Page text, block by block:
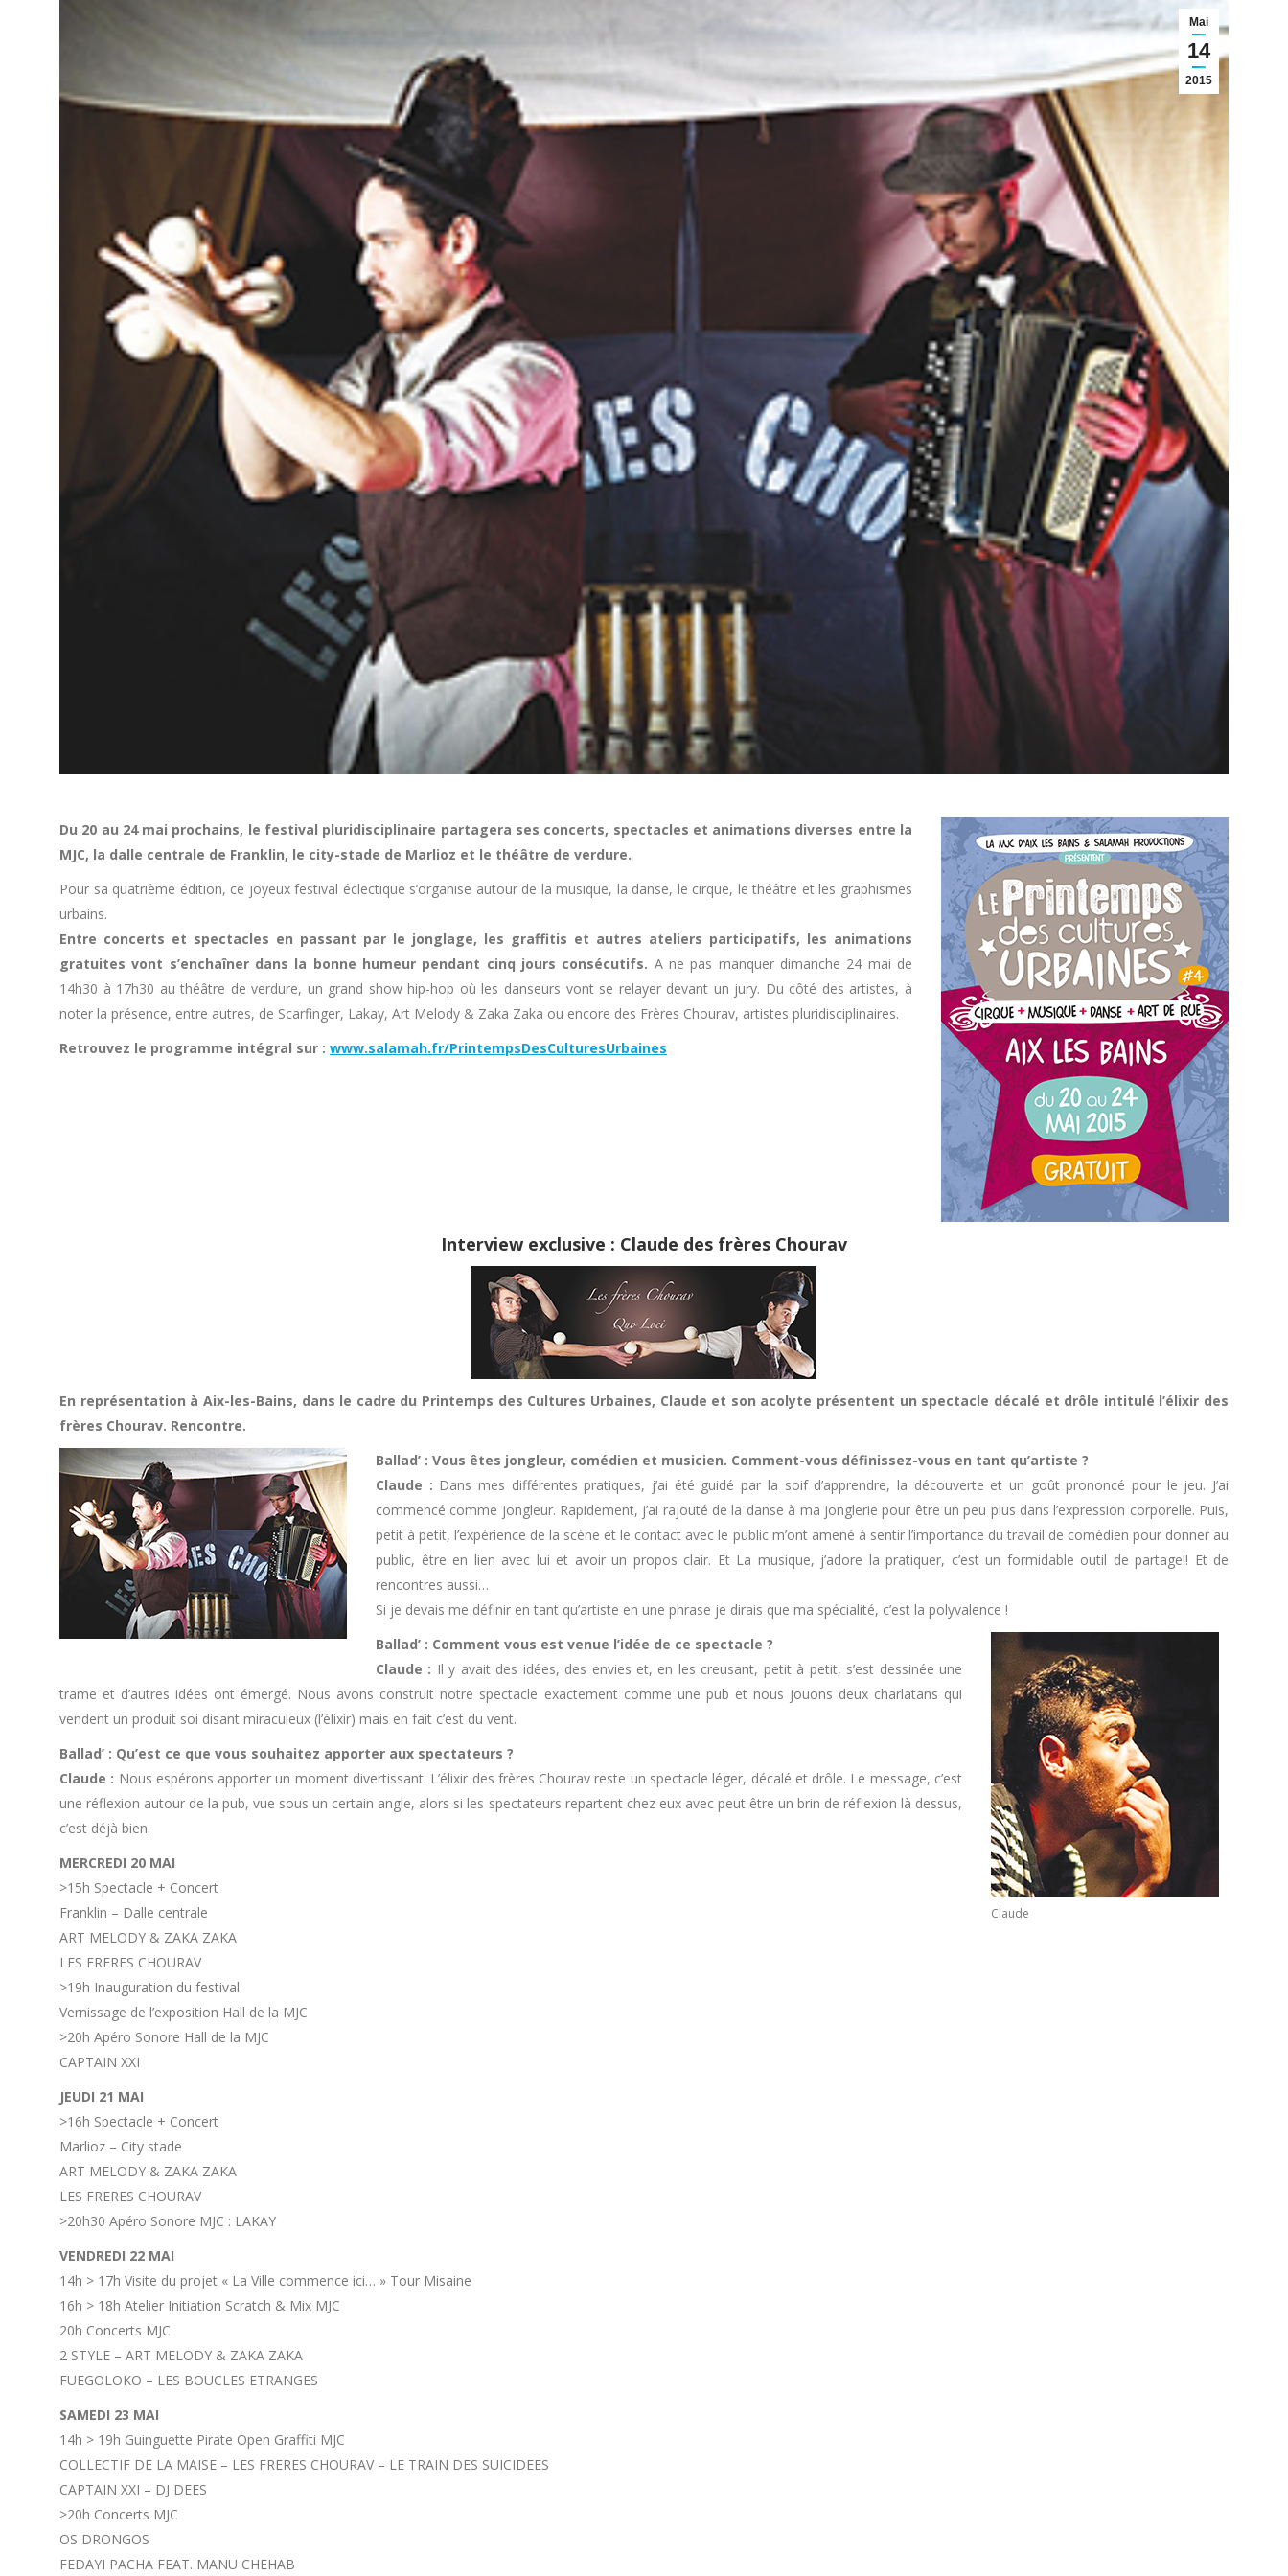
Mai
14
2015
Du 20 au 24 mai prochains, le festival pluridisciplinaire partagera ses concerts, spectacles et animations diverses entre la
MJC, la dalle centrale de Franklin, le city-stade de Marlioz et le théâtre de verdure.
Pour sa quatrième édition, ce joyeux festival éclectique s’organise autour de la musique, la danse, le cirque, le théâtre et les graphismes
urbains.
Entre concerts et spectacles en passant par le jonglage, les graffitis et autres ateliers participatifs, les animations
gratuites vont s’enchaîner dans la bonne humeur pendant cinq jours consécutifs. A ne pas manquer dimanche 24 mai de
14h30 à 17h30 au théâtre de verdure, un grand show hip-hop où les danseurs vont se relayer devant un jury. Du côté des artistes, à
noter la présence, entre autres, de Scarfinger, Lakay, Art Melody & Zaka Zaka ou encore des Frères Chourav, artistes pluridisciplinaires.
Retrouvez le programme intégral sur : www.salamah.fr/PrintempsDesCulturesUrbaines
Interview exclusive : Claude des frères Chourav
En représentation à Aix-les-Bains, dans le cadre du Printemps des Cultures Urbaines, Claude et son acolyte présentent un spectacle décalé et drôle intitulé l’élixir des
frères Chourav. Rencontre.
Ballad’ : Vous êtes jongleur, comédien et musicien. Comment-vous définissez-vous en tant qu’artiste ?
Claude : Dans mes différentes pratiques, j’ai été guidé par la soif d’apprendre, la découverte et un goût prononcé pour le jeu. J’ai
commencé comme jongleur. Rapidement, j’ai rajouté de la danse à ma jonglerie pour être un peu plus dans l’expression corporelle. Puis,
petit à petit, l’expérience de la scène et le contact avec le public m’ont amené à sentir l’importance du travail de comédien pour donner au
public, être en lien avec lui et avoir un propos clair. Et La musique, j’adore la pratiquer, c’est un formidable outil de partage!! Et de
rencontres aussi…
Si je devais me définir en tant qu’artiste en une phrase je dirais que ma spécialité, c’est la polyvalence !
Claude
Ballad’ : Comment vous est venue l’idée de ce spectacle ?
Claude : Il y avait des idées, des envies et, en les creusant, petit à petit, s’est dessinée une
trame et d’autres idées ont émergé. Nous avons construit notre spectacle exactement comme une pub et nous jouons deux charlatans qui
vendent un produit soi disant miraculeux (l’élixir) mais en fait c’est du vent.
Ballad’ : Qu’est ce que vous souhaitez apporter aux spectateurs ?
Claude : Nous espérons apporter un moment divertissant. L’élixir des frères Chourav reste un spectacle léger, décalé et drôle. Le message, c’est
une réflexion autour de la pub, vue sous un certain angle, alors si les spectateurs repartent chez eux avec peut être un brin de réflexion là dessus,
c’est déjà bien.
MERCREDI 20 MAI
>15h Spectacle + Concert
Franklin – Dalle centrale
ART MELODY & ZAKA ZAKA
LES FRERES CHOURAV
>19h Inauguration du festival
Vernissage de l’exposition Hall de la MJC
>20h Apéro Sonore Hall de la MJC
CAPTAIN XXI
JEUDI 21 MAI
>16h Spectacle + Concert
Marlioz – City stade
ART MELODY & ZAKA ZAKA
LES FRERES CHOURAV
>20h30 Apéro Sonore MJC : LAKAY
VENDREDI 22 MAI
14h > 17h Visite du projet « La Ville commence ici… » Tour Misaine
16h > 18h Atelier Initiation Scratch & Mix MJC
20h Concerts MJC
2 STYLE – ART MELODY & ZAKA ZAKA
FUEGOLOKO – LES BOUCLES ETRANGES
SAMEDI 23 MAI
14h > 19h Guinguette Pirate Open Graffiti MJC
COLLECTIF DE LA MAISE – LES FRERES CHOURAV – LE TRAIN DES SUICIDEES
CAPTAIN XXI – DJ DEES
>20h Concerts MJC
OS DRONGOS
FEDAYI PACHA FEAT. MANU CHEHAB